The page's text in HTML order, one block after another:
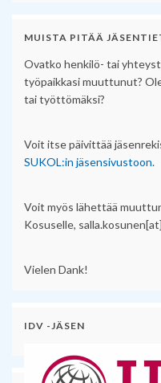
MUISTA PITÄÄ
Ovatko henkilö- tai
työpaikkasi muuttunut?
tai työttömäksi?
Voit itse päivittää
SUKOL:in jäsensivustoon.
Voit myös lähettää
Kosuselle,
Vielen Dank!
IDV -JÄSEN